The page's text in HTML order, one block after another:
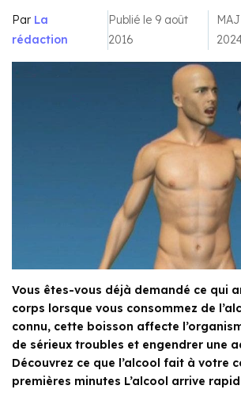
Par La
rédaction
Publié le 9 août
2016
Vous êtes-vous déjà demandé ce qui
corps lorsque vous consommez de
connu, cette boisson affecte
de sérieux troubles et engendrer une
Découvrez ce que l’alcool fait à votre
premières minutes L’alcool arrive